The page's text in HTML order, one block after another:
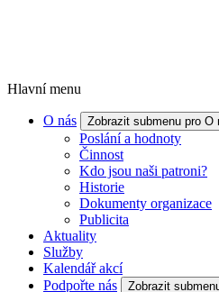
Hlavní menu
O nás Zobrazit submenu pro O
Poslání a hodnoty
Činnost
Kdo jsou naši patroni?
Historie
Dokumenty organizace
Publicita
Aktuality
Služby
Kalendář akcí
Podpořte nás
Zobrazit